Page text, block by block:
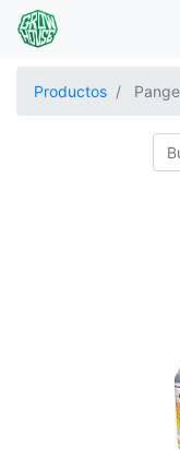
Productos